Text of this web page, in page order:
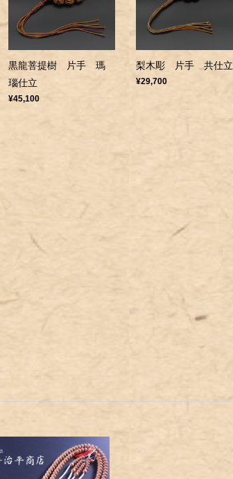
黒龍菩提樹 片手 瑪
瑙仕立
¥45,100
梨木彫 片手 共仕立
¥29,700